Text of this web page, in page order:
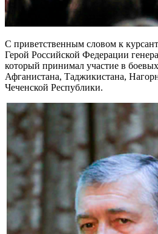
С приветственным словом к
Герой Российской Федерации
который принимал участие в
Афганистана, Таджикистана,
Чеченской Республики.